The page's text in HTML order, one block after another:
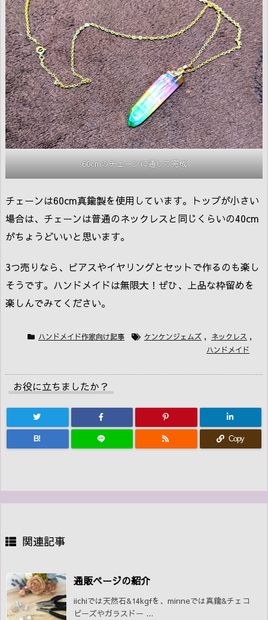
60cmのチェーンに通して完成
チェーンは60cm真鍮製を使用しています。トップが小さい
場合は、チェーンは普通のネックレスと同じくらいの40cm
がちょうどいいと思います。
3つ売りなら、ピアスやイヤリングとセットで作るのも楽し
そうです。ハンドメイドは無限大！ぜひ、上品な枠留めを
楽しんでみてください。
ハンドメイド作家向け記事 ケンケンジェムズ , ネックレス ,
ハンドメイド
お役に立ちましたか？
B! Copy
関連記事
通販ページの紹介
iichiでは天然石&14kgfを、minneでは真鍮&チェコ
ビーズやガラスドー ...